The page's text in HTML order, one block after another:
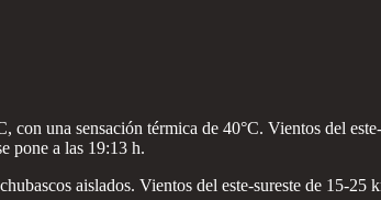
una sensación térmica de 40°C. Vientos del
pone a las 19:13 h.
aislados. Vientos del este-sureste de 15-25